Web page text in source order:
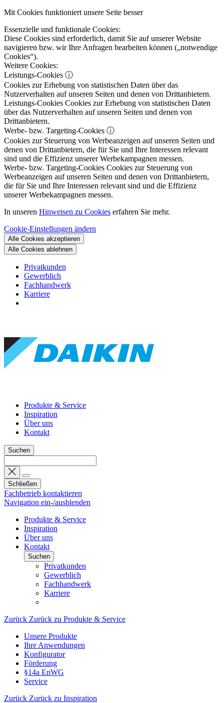
Mit Cookies funktioniert unsere Seite besser
Essenzielle und funktionale Cookies:
Diese Cookies sind erforderlich, damit Sie auf unserer Website
navigieren bzw. wir Ihre Anfragen bearbeiten können („notwendige
Cookies“).
Weitere Cookies:
Leistungs-Cookies ⓘ
Cookies zur Erhebung von statistischen Daten über das
Nutzerverhalten auf unseren Seiten und denen von Drittanbietern.
Leistungs-Cookies Cookies zur Erhebung von statistischen Daten
über das Nutzerverhalten auf unseren Seiten und denen von
Drittanbietern.
Werbe- bzw. Targeting-Cookies ⓘ
Cookies zur Steuerung von Werbeanzeigen auf unseren Seiten und
denen von Drittanbietern, die für Sie und Ihre Interessen relevant
sind und die Effizienz unserer Werbekampagnen messen.
Werbe- bzw. Targeting-Cookies Cookies zur Steuerung von
Werbeanzeigen auf unseren Seiten und denen von Drittanbietern,
die für Sie und Ihre Interessen relevant sind und die Effizienz
unserer Werbekampagnen messen.
In unseren Hinweisen zu Cookies erfahren Sie mehr.
Cookie-Einstellungen ändern
Alle Cookies akzeptieren
Alle Cookies ablehnen
Privatkunden
Gewerblich
Fachhandwerk
Karriere
Produkte & Service
Inspiration
Über uns
Kontakt
Suchen
Schließen
Fachbetrieb kontaktieren
Navigation ein-/ausblenden
Produkte & Service
Inspiration
Über uns
Kontakt
Suchen
Privatkunden
Gewerblich
Fachhandwerk
Karriere
Zurück Zurück zu Produkte & Service
Unsere Produkte
Ihre Anwendungen
Konfigurator
Förderung
§14a EnWG
Service
Zurück Zurück zu Inspiration